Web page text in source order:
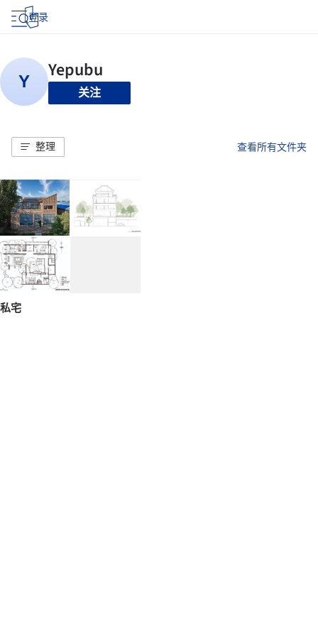
登录
关注
整理 查看所有文件夹
私宅